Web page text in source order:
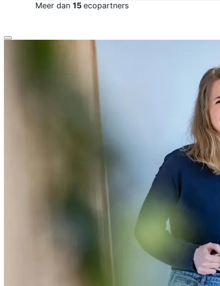
Meer dan 15 ecopartners